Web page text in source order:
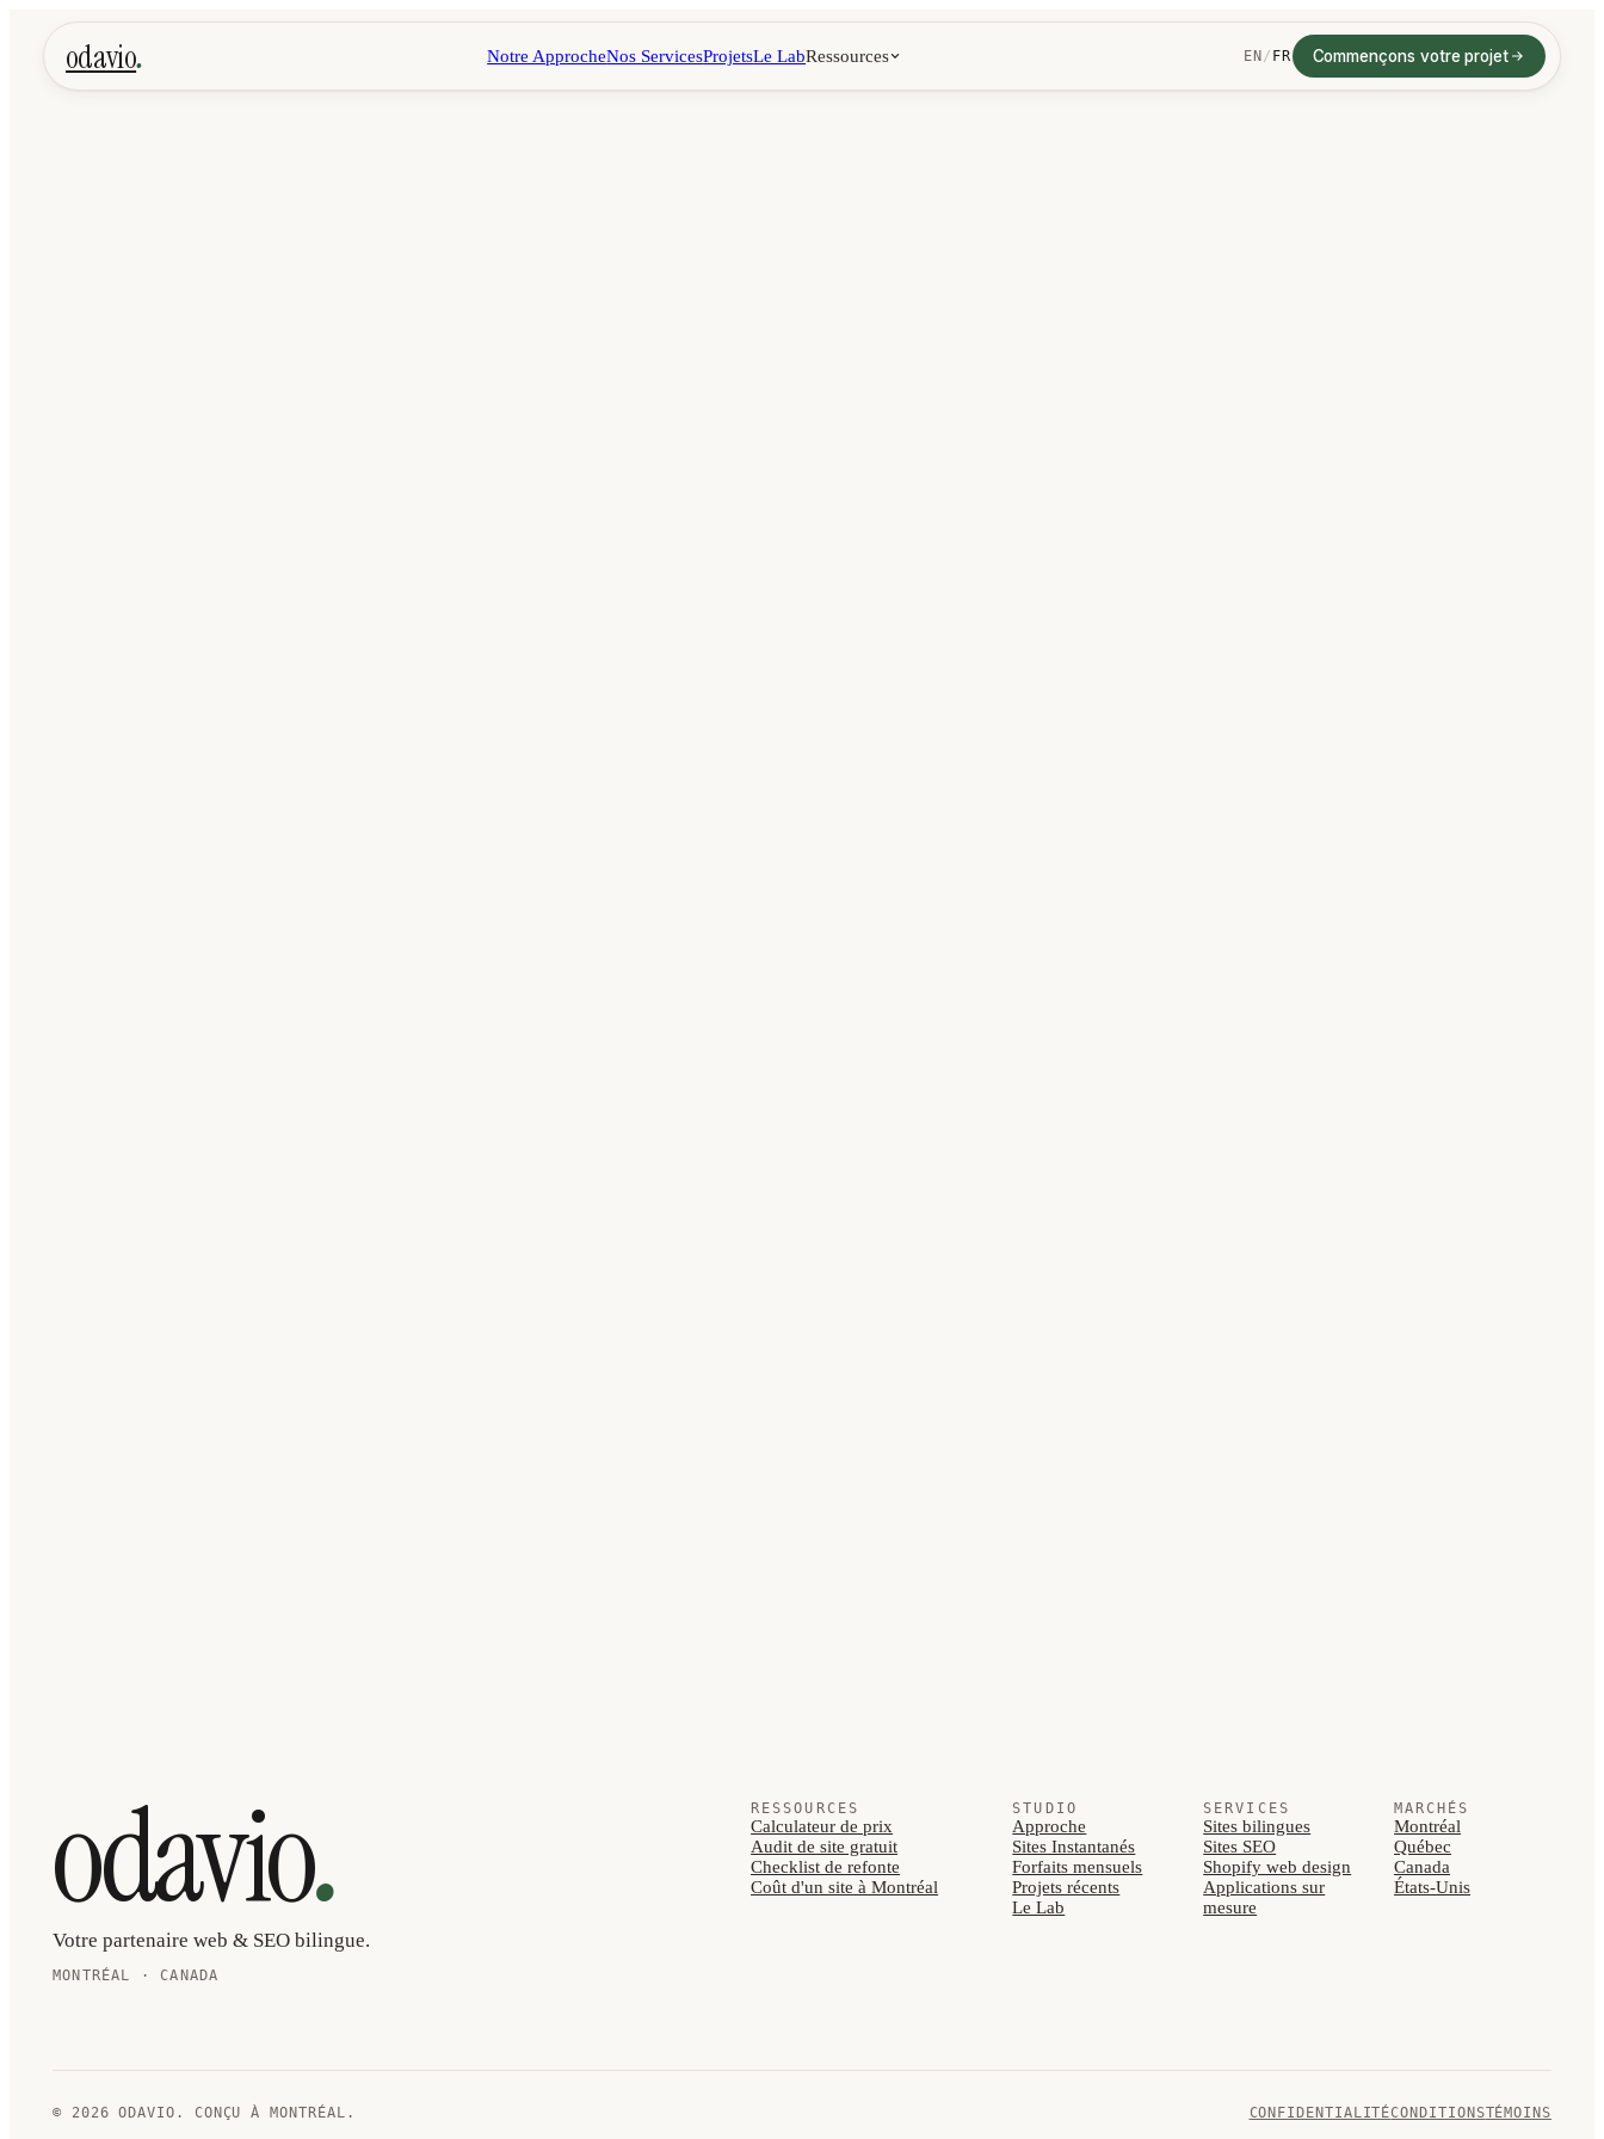
odavio. Notre ApprocheNos ServicesProjetsLe LabRessources EN / FR Commençons votre projet
odavio.
Votre partenaire web & SEO bilingue.
MONTRÉAL · CANADA
RESSOURCES
Calculateur de prix
Audit de site gratuit
Checklist de refonte
Coût d'un site à Montréal
STUDIO
Approche
Sites Instantanés
Forfaits mensuels
Projets récents
Le Lab
SERVICES
Sites bilingues
Sites SEO
Shopify web design
Applications sur
mesure
MARCHÉS
Montréal
Québec
Canada
États-Unis
© 2026 ODAVIO. CONÇU À MONTRÉAL. CONFIDENTIALITÉCONDITIONSTÉMOINS